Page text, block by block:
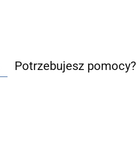
Potrzebujesz pomocy?